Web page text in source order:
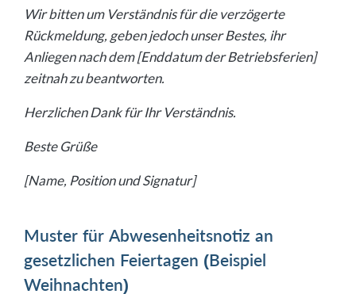
Wir bitten um Verständnis für die verzögerte
Rückmeldung, geben jedoch unser Bestes, ihr
Anliegen nach dem [Enddatum der Betriebsferien]
zeitnah zu beantworten.
Herzlichen Dank für Ihr Verständnis.
Beste Grüße
[Name, Position und Signatur]
Muster für Abwesenheitsnotiz an
gesetzlichen Feiertagen (Beispiel
Weihnachten)